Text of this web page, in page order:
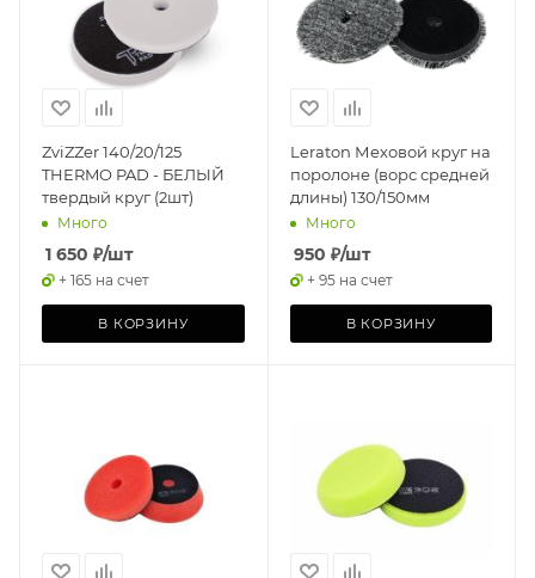
ZviZZer 140/20/125
THERMO PAD - БЕЛЫЙ
твердый круг (2шт)
Много
1 650 ₽/шт
+ 165 на счет
В КОРЗИНУ
Leraton Меховой круг на
поролоне (ворс средней
длины) 130/150мм
Много
950 ₽/шт
+ 95 на счет
В КОРЗИНУ